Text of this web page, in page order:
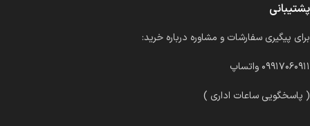
پشتیبانی
برای پیگیری سفارشات و مشاوره درباره خرید:
۰۹۹۱۷۰۶۰۹۱۱ واتساپ
( پاسخگویی ساعات اداری )